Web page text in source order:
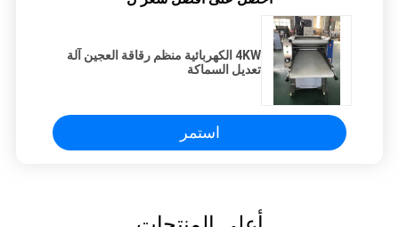
4KW الكهربائية منظم رقاقة العجين آلة
تعديل السماكة
استمر